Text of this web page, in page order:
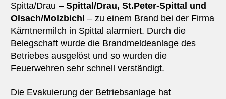
Spitta/Drau – Spittal/Drau, St.Peter-Spittal und
Olsach/Molzbichl – zu einem Brand bei der Firma
Kärntnermilch in Spittal alarmiert. Durch die
Belegschaft wurde die Brandmeldeanlage des
Betriebes ausgelöst und so wurden die
Feuerwehren sehr schnell verständigt.
Die Evakuierung der Betriebsanlage hat